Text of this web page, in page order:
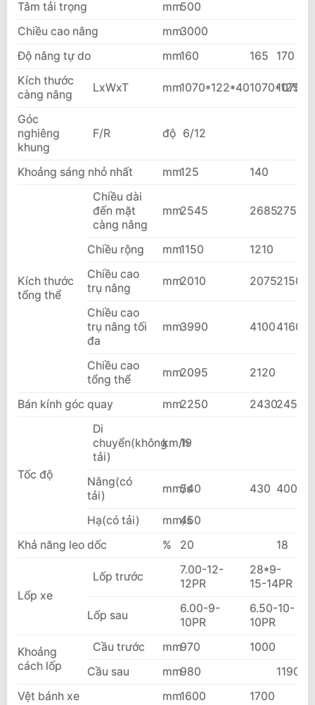
Tâm tải trọng
mm500
Chiều cao nâng
mm3000
Độ nâng tự do
mm160 165
170
Kích thước
càng nâng
LxWxT mm1070*122*40
Góc
nghiêng
khung
F/R độ 6/12
Khoảng sáng nhỏ nhất mm125 140
Kích thước
tổng thể
Chiều dài
đến mặt
càng nâng
mm2545 26852750
Chiều rộng mm1150
1210
Chiều cao
trụ nâng
mm2010 20752150
Chiều cao
trụ nâng tối
đa
mm3990 41004160
Chiều cao
tổng thể
mm2095 2120
Bán kính góc quay mm2250 24302450
Tốc độ
Di
chuyển(không
tải)
km/h
19
Nâng(có
tải)
mm/s
540 430 400
Hạ(có tải) mm/s
450
Khả năng leo dốc
% 20 18
Lốp xe
Lốp trước
7.00-12-
12PR
28*9-
15-14PR
Lốp sau
6.00-9-
10PR
6.50-10-
10PR
Khoảng
cách lốp
Cầu trước mm970
1000
Cầu sau
mm980
1190
Vệt bánh xe
mm1600 1700